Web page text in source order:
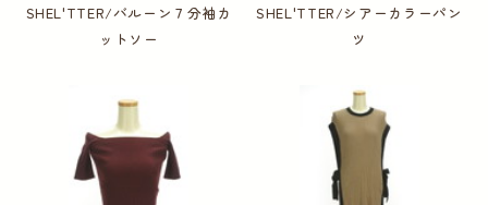
SHEL'TTER/バルーン７分袖カ
ットソー
SHEL'TTER/シアーカラーパン
ツ